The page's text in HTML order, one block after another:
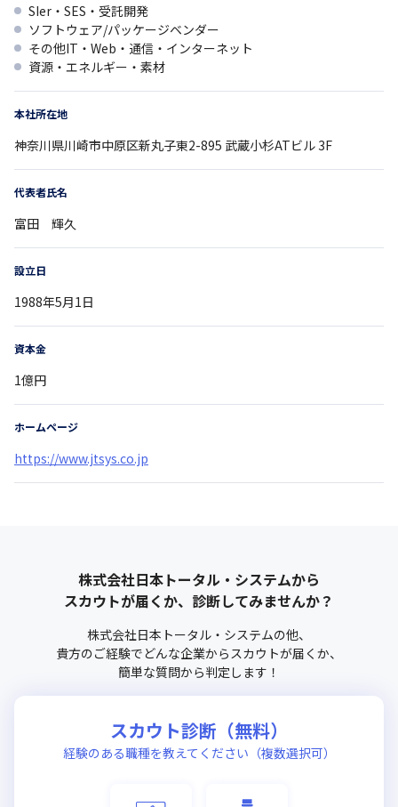
SIer・SES・受託開発
ソフトウェア/パッケージベンダー
その他IT・Web・通信・インターネット
資源・エネルギー・素材
本社所在地
神奈川県川崎市中原区新丸子東2-895 武蔵小杉ATビル 3F
代表者氏名
富田 輝久
設立日
1988年5月1日
資本金
1億円
ホームページ
https://www.jtsys.co.jp
株式会社日本トータル・システムから
スカウトが届くか、診断してみませんか？
株式会社日本トータル・システムの他、
貴方のご経験でどんな企業からスカウトが届くか、
簡単な質問から判定します！
スカウト診断（無料）
経験のある職種を教えてください（複数選択可）